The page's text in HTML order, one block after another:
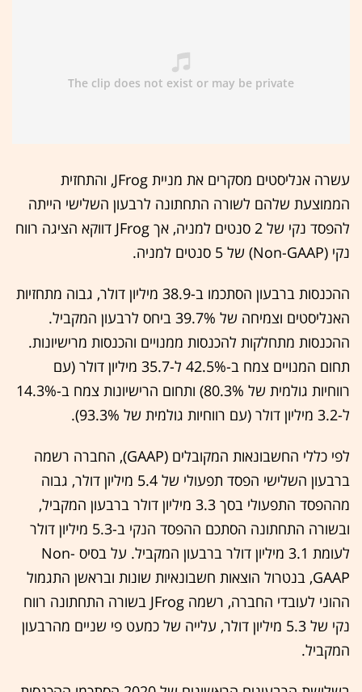
עשרה אנליסטים מסקרים את מניית JFrog, והתחזית
הממוצעת שלהם לשורה התחתונה לרבעון השלישי הייתה
להפסד נקי של 2 סנטים למניה, אך JFrog דווקא הציגה רווח
נקי (Non-GAAP) של 5 סנטים למניה.
ההכנסות ברבעון הסתכמו ב-38.9 מיליון דולר, גבוה מתחזיות
האנליסטים וצמיחה של 39.7% ביחס לרבעון המקביל.
ההכנסות מתחלקות להכנסות ממנויים והכנסות מרישיונות.
תחום המנויים צמח ב-42.5% ל-35.7 מיליון דולר (עם
רווחיות גולמית של 80.3%) ותחום הרישיונות צמח ב-14.3%
ל-3.2 מיליון דולר (עם רווחיות גולמית של 93.3%).
לפי כללי החשבונאות המקובלים (GAAP), החברה רשמה
ברבעון השלישי הפסד תפעולי של 5.4 מיליון דולר, גבוה
מההפסד התפעולי בסך 3.3 מיליון דולר ברבעון המקביל,
ובשורה התחתונה הסתכם ההפסד הנקי ב-5.3 מיליון דולר
לעומת 3.1 מיליון דולר ברבעון המקביל. על בסיס Non-
GAAP, בנטרול הוצאות חשבונאיות שונות ובראשן התגמול
ההוני לעובדי החברה, רשמה JFrog בשורה התחתונה רווח
נקי של 5.3 מיליון דולר, עלייה של כמעט פי שניים מהרבעון
המקביל.